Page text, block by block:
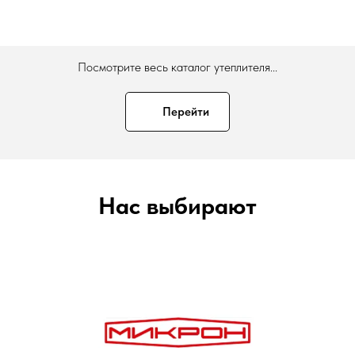
Посмотрите весь каталог утеплителя...
Перейти
Нас выбирают